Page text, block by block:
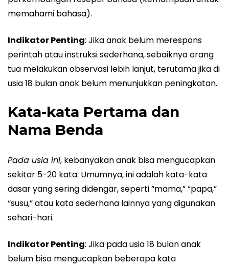
memahami bahasa).
Indikator Penting: Jika anak belum merespons
perintah atau instruksi sederhana, sebaiknya orang
tua melakukan observasi lebih lanjut, terutama jika di
usia 18 bulan anak belum menunjukkan peningkatan.
Kata-kata Pertama dan
Nama Benda
Pada usia ini, kebanyakan anak bisa mengucapkan
sekitar 5-20 kata. Umumnya, ini adalah kata-kata
dasar yang sering didengar, seperti “mama,” “papa,”
“susu,” atau kata sederhana lainnya yang digunakan
sehari-hari.
Indikator Penting: Jika pada usia 18 bulan anak
belum bisa mengucapkan beberapa kata